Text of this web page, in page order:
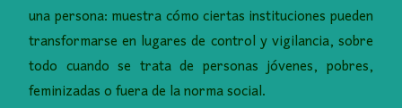
una persona: muestra cómo ciertas instituciones pueden
transformarse en lugares de control y vigilancia, sobre
todo cuando se trata de personas jóvenes, pobres,
feminizadas o fuera de la norma social.